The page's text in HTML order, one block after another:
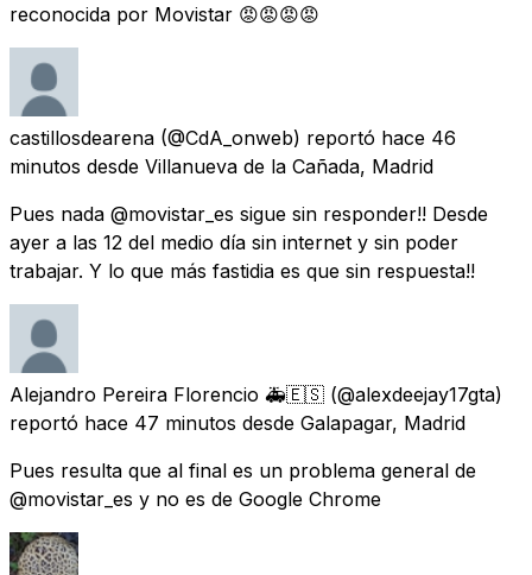
reconocida por Movistar 😡😡😡😡
castillosdearena (@CdA_onweb) reportó hace 46
minutos desde Villanueva de la Cañada, Madrid
Pues nada @movistar_es sigue sin responder!! Desde
ayer a las 12 del medio día sin internet y sin poder
trabajar. Y lo que más fastidia es que sin respuesta!!
Alejandro Pereira Florencio 🚑🇪🇸 (@alexdeejay17gta)
reportó hace 47 minutos desde Galapagar, Madrid
Pues resulta que al final es un problema general de
@movistar_es y no es de Google Chrome